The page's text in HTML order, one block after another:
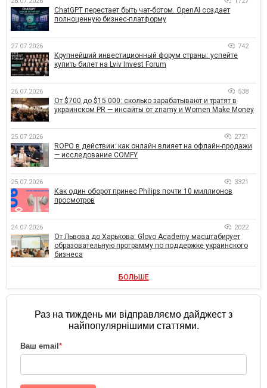
ChatGPT перестает быть чат-ботом. OpenAI создает
полноценную бизнес-платформу
27.07.2026 742
Крупнейший инвестиционный форум страны: успейте
купить билет на Lviv Invest Forum
26.07.2026 538
От $700 до $15 000: сколько зарабатывают и тратят в
украинском PR — инсайты от znamy и Women Make Money
25.07.2026 2721
ROPO в действии: как онлайн влияет на офлайн-продажи
— исследование COMFY
25.07.2026 3321
Как один оборот принес Philips почти 10 миллионов
просмотров
24.07.2026 2022
От Львова до Харькова: Glovo Academy масштабирует
образовательную программу по поддержке украинского
бизнеса
БОЛЬШЕ
Раз на тиждень ми відправляємо дайджест з
найпопулярнішими статтями.
Ваш email*